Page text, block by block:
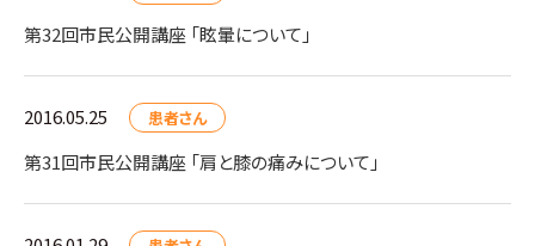
第32回市民公開講座 「眩暈について」
2016.05.25 患者さん
第31回市民公開講座 「肩と膝の痛みについて」